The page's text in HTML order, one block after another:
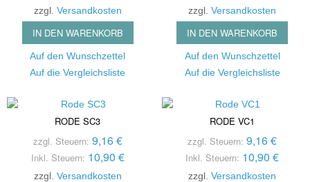
zzgl. Versandkosten
IN DEN WARENKORB
Auf den Wunschzettel
Auf die Vergleichsliste
zzgl.Versandkosten
IN DEN WARENKORB
Auf den Wunschzettel
Auf die Vergleichsliste
RODE SC3
zzgl. Steuern: 9,16 €
Inkl. Steuern: 10,90 €
zzgl. Versandkosten
RODE VC1
zzgl. Steuern: 9,16 €
Inkl. Steuern: 10,90 €
zzgl.Versandkosten